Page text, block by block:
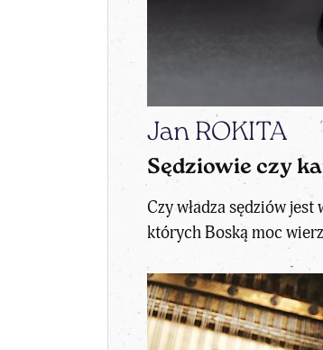
Jan ROKITA
Sędziowie czy
Czy władza sędziów
których Boską moc